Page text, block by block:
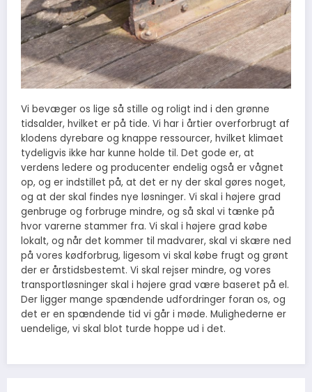
Vi bevæger os lige så stille og roligt ind i den grønne
tidsalder, hvilket er på tide. Vi har i årtier overforbrugt af
klodens dyrebare og knappe ressourcer, hvilket klimaet
tydeligvis ikke har kunne holde til. Det gode er, at
verdens ledere og producenter endelig også er vågnet
op, og er indstillet på, at det er ny der skal gøres noget,
og at der skal findes nye løsninger. Vi skal i højere grad
genbruge og forbruge mindre, og så skal vi tænke på
hvor varerne stammer fra. Vi skal i højere grad købe
lokalt, og når det kommer til madvarer, skal vi skære ned
på vores kødforbrug, ligesom vi skal købe frugt og grønt
der er årstidsbestemt. Vi skal rejser mindre, og vores
transportløsninger skal i højere grad være baseret på el.
Der ligger mange spændende udfordringer foran os, og
det er en spændende tid vi går i møde. Mulighederne er
uendelige, vi skal blot turde hoppe ud i det.